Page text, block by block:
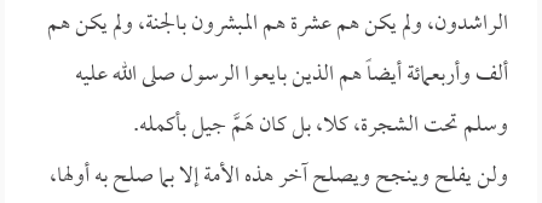
الراشدون، ولم يكن هم عشرة هم المبشرون بالجنة، ولم يكن هم
ألف وأربعمائة أيضاً هم الذين بايعوا الرسول صلى الله عليه
وسلم تحت الشجرة، كلا، بل كان هَمَّ جيل بأكمله.
ولن يفلح وينجح ويصلح آخر هذه الأمة إلا بما صلح به أولها،